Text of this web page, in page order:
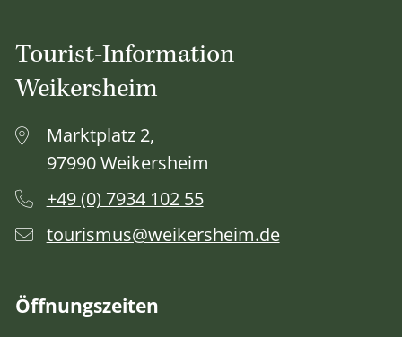
Tourist-Information
Weikersheim
Marktplatz 2,
97990 Weikersheim
+49 (0) 7934 102 55
tourismus@weikersheim.de
Öffnungszeiten